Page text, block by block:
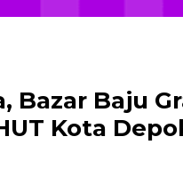
Bazar Baju
Kota